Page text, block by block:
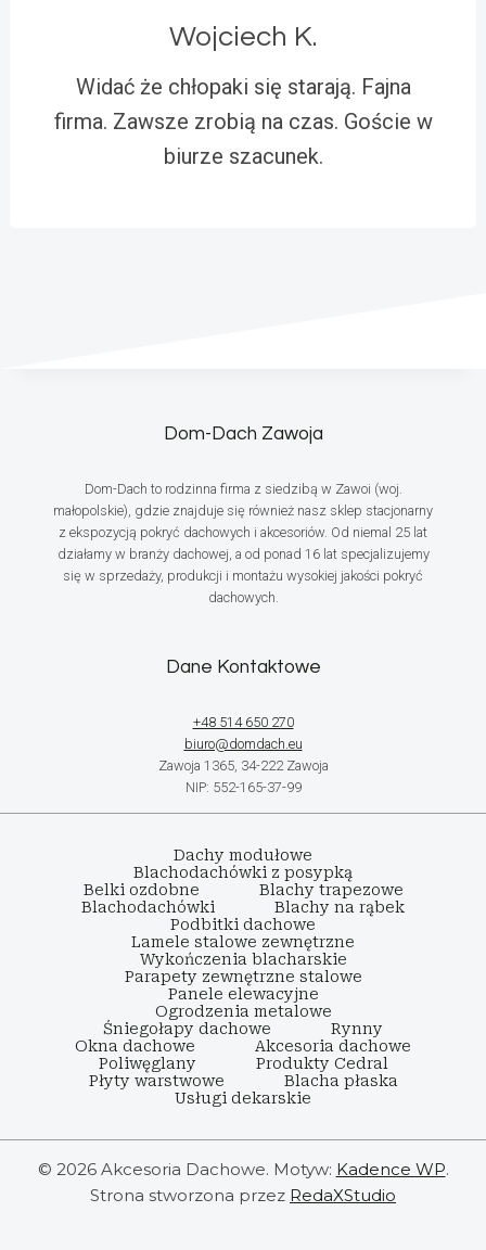
Wojciech K.
Widać że chłopaki się starają. Fajna
firma. Zawsze zrobią na czas. Goście w
biurze szacunek.
Dom-Dach Zawoja
Dom-Dach to rodzinna firma z siedzibą w Zawoi (woj.
małopolskie), gdzie znajduje się również nasz sklep stacjonarny
z ekspozycją pokryć dachowych i akcesoriów. Od niemal 25 lat
działamy w branży dachowej, a od ponad 16 lat specjalizujemy
się w sprzedaży, produkcji i montażu wysokiej jakości pokryć
dachowych.
Dane Kontaktowe
+48 514 650 270
biuro@domdach.eu
Zawoja 1365, 34-222 Zawoja
NIP: 552-165-37-99
Dachy modułowe
Blachodachówki z posypką
Belki ozdobne
Blachy trapezowe
Blachodachówki
Blachy na rąbek
Podbitki dachowe
Lamele stalowe zewnętrzne
Wykończenia blacharskie
Parapety zewnętrzne stalowe
Panele elewacyjne
Ogrodzenia metalowe
Śniegołapy dachowe
Rynny
Okna dachowe
Akcesoria dachowe
Poliwęglany
Produkty Cedral
Płyty warstwowe
Blacha płaska
Usługi dekarskie
© 2026 Akcesoria Dachowe. Motyw: Kadence WP.
Strona stworzona przez RedaXStudio